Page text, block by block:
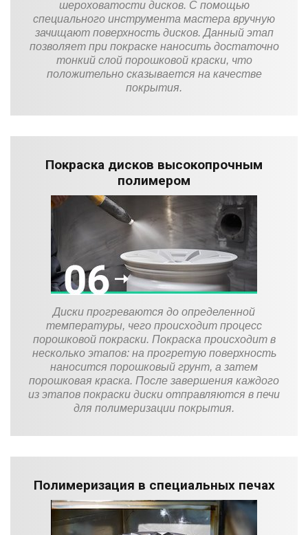
шероховатости дисков. С помощью
специального инструмента мастера вручную
зачищают поверхность дисков. Данный этап
позволяет при покраске наносить достаточно
тонкий слой порошковой краски, что
положительно сказывается на качестве
покрытия.
Покраска дисков высокопрочным
полимером
Диски прогреваются до определенной
температуры, чего происходит процесс
порошковой покраски. Покраска происходит в
несколько этапов: на прогретую поверхность
наносится порошковый грунт, а затем
порошковая краска. После завершения каждого
из этапов покраски диски отправляются в печи
для полимеризации покрытия.
Полимеризация в специальных печах